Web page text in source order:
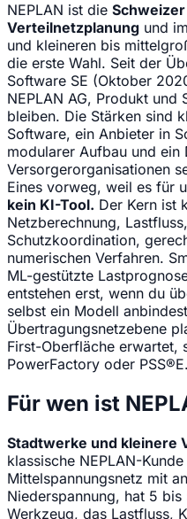
NEPLAN ist die
Verteilnetzplanung und
und kleineren bis
die erste Wahl. Seit der
Software SE (Oktober
NEPLAN AG, Produkt und
bleiben. Die Stärken sind
Software, ein Anbieter in
modularer Aufbau und
Versorgerorganisationen
Eines vorweg, weil es für
kein KI-Tool. Der Kern ist
Netzberechnung,
Schutzkoordination,
numerischen Verfahren.
ML-gestützte
entstehen erst, wenn du
selbst ein Modell
Übertragungsnetzebene
First-Oberfläche erwartet,
PowerFactory oder PSS®E.
Für wen ist
Stadtwerke und kleinere
klassische NEPLAN-
Mittelspannungsnetz mit
Niederspannung, hat 5
Werkzeug, das Lastfluss,